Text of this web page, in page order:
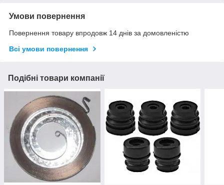
Умови повернення
Повернення товару впродовж 14 днів за домовленістю
Всі умови повернення
Подібні товари компанії